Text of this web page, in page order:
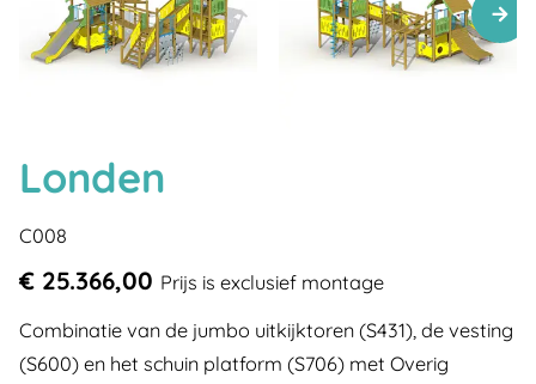
Londen
C008
€ 25.366,00 Prijs is exclusief montage
Combinatie van de jumbo uitkijktoren (S431), de vesting
(S600) en het schuin platform (S706) met Overig